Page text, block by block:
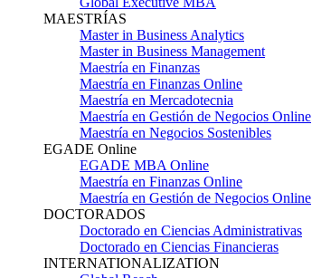
MAESTRÍAS
Master in Business Analytics
Master in Business Management
Maestría en Finanzas
Maestría en Finanzas Online
Maestría en Mercadotecnia
Maestría en Gestión de Negocios Online
Maestría en Negocios Sostenibles
EGADE Online
EGADE MBA Online
Maestría en Finanzas Online
Maestría en Gestión de Negocios Online
DOCTORADOS
Doctorado en Ciencias Administrativas
Doctorado en Ciencias Financieras
INTERNATIONALIZATION